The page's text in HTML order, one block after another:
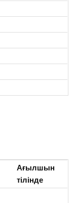
Ағылшын
тілінде